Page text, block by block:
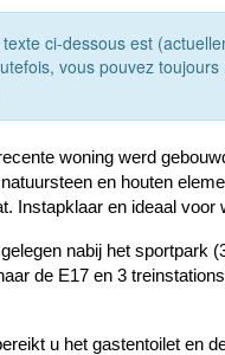
ci-dessous est
vous pouvez
woning werd
en houten
Instapklaar en ideaal
nabij het sportpark
de E17 en 3
u het gastentoilet en